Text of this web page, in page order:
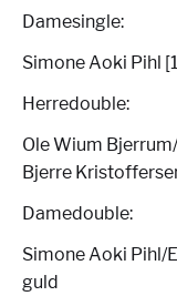
Damesingle:
Simone Aoki Pihl
Herredouble:
Ole Wium
Bjerre
Damedouble:
Simone Aoki Pihl/
guld